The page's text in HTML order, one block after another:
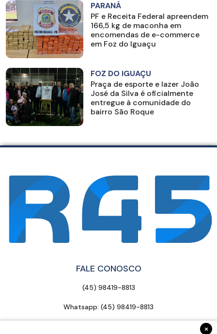
×
PARANÁ
PF e Receita Federal apreendem
166,5 kg de maconha em
encomendas de e-commerce
em Foz do Iguaçu
FOZ DO IGUAÇU
Praça de esporte e lazer João
José da Silva é oficialmente
entregue à comunidade do
bairro São Roque
FALE CONOSCO
(45) 98419-8813
Whatsapp: (45) 98419-8813